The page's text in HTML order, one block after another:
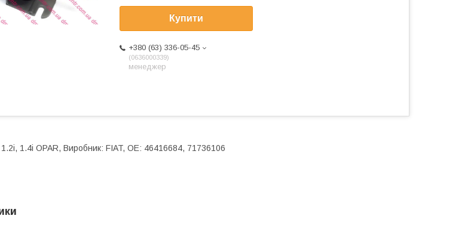
Купити
+380 (63) 336-05-45
0636000339
менеджер
1.2i, 1.4i OPAR, Виробник: FIAT, OE: 46416684, 71736106